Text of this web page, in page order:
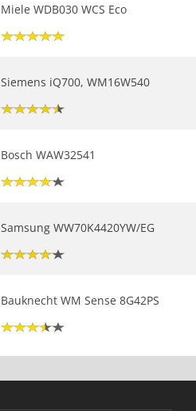
Miele WDB030 WCS Eco
Siemens iQ700, WM16W540
Bosch WAW32541
Samsung WW70K4420YW/EG
Bauknecht WM Sense 8G42PS